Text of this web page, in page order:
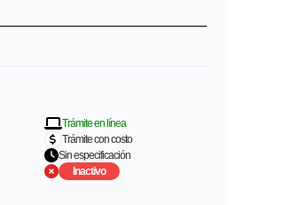
Trámite en línea
Trámite con costo
Sin especificación
Inactivo